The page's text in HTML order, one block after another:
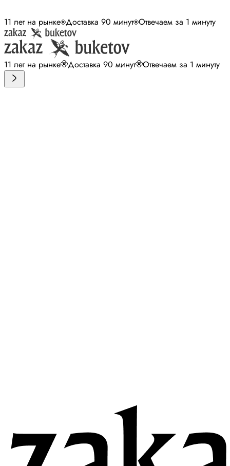
11 лет на рынке Доставка 90 минут Отвечаем за 1 минуту
11 лет на рынке Доставка 90 минут Отвечаем за 1 минуту